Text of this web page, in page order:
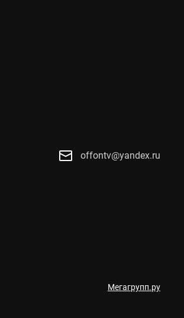
offontv@yandex.ru
Мегагрупп.ру